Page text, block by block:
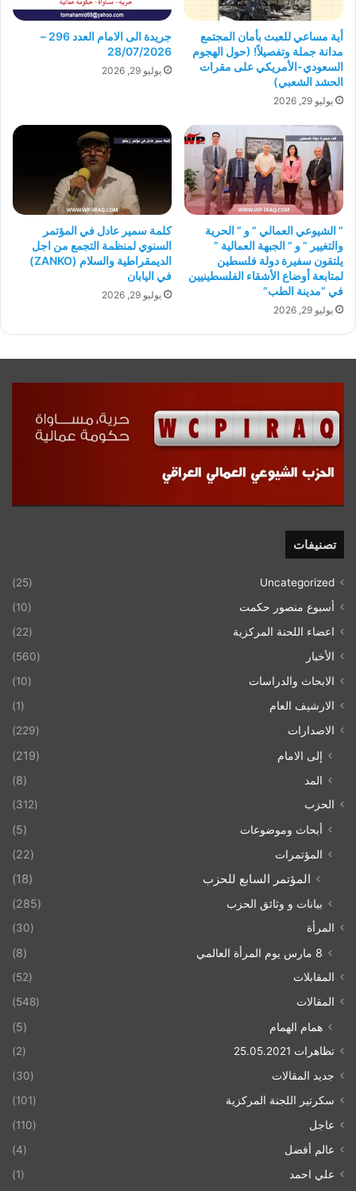
أية مساعي للعبث بأمان المجتمع
مدانة جملة وتفصيلاً! (حول الهجوم
السعودي-الأمريكي على مقرات
الحشد الشعبي)
يوليو 29, 2026
جريدة الى الامام العدد 296 –
28/07/2026
يوليو 29, 2026
” الشيوعي العمالي ” و ” الحرية
والتغيير ” و ” الجبهة العمالية ”
يلتقون سفيرة دولة فلسطين
لمتابعة أوضاع الأشقاء الفلسطينيين
في “مدينة الطب”
يوليو 29, 2026
كلمة سمير عادل في المؤتمر
السنوي لمنظمة التجمع من اجل
الديمقراطية والسلام (ZANKO)
في اليابان
يوليو 29, 2026
تصنيفات
Uncategorized
(25)
أسبوع منصور حكمت
(10)
اعضاء اللحنة المركزية
(22)
الأخبار
(560)
الابحاث والدراسات
(10)
الارشيف العام
(1)
الاصدارات
(229)
إلى الامام
(219)
المد
(8)
الحزب (312)
أبحاث وموضوعات
(5)
المؤتمرات
(22)
المؤتمر السابع للحزب (18)
بيانات و وثائق الحزب (285)
المرأة (30)
8 مارس يوم المرأة العالمي (8)
المقابلات
(52)
المقالات
(548)
همام الهمام (5)
تظاهرات 25.05.2021
(2)
جديد المقالات
(30)
سكرتير اللجنة المركزية
(101)
عاجل
(110)
عالم أفضل
(4)
علي احمد
(1)